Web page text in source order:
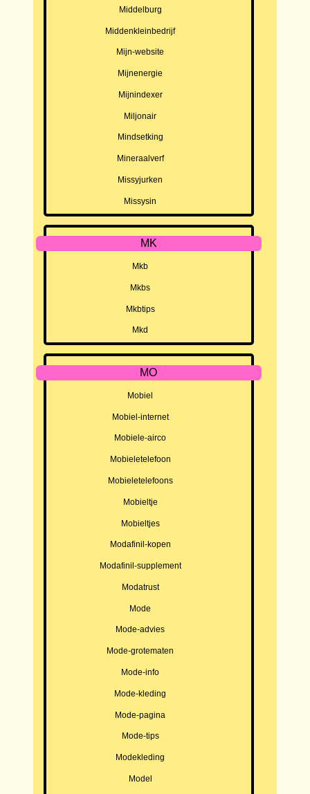
Middelburg
Middenkleinbedrijf
Mijn-website
Mijnenergie
Mijnindexer
Miljonair
Mindsetking
Mineraalverf
Missyjurken
Missysin
MK
Mkb
Mkbs
Mkbtips
Mkd
MO
Mobiel
Mobiel-internet
Mobiele-airco
Mobieletelefoon
Mobieletelefoons
Mobieltje
Mobieltjes
Modafinil-kopen
Modafinil-supplement
Modatrust
Mode
Mode-advies
Mode-grotematen
Mode-info
Mode-kleding
Mode-pagina
Mode-tips
Modekleding
Model